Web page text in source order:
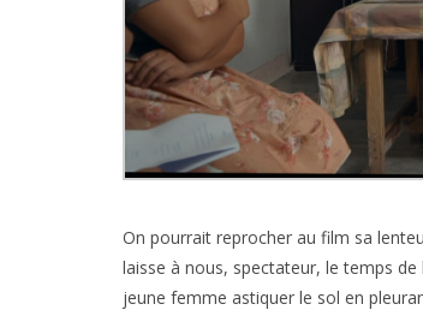
On pourrait reprocher au film sa
laisse à nous, spectateur, le temps
jeune femme astiquer le sol en